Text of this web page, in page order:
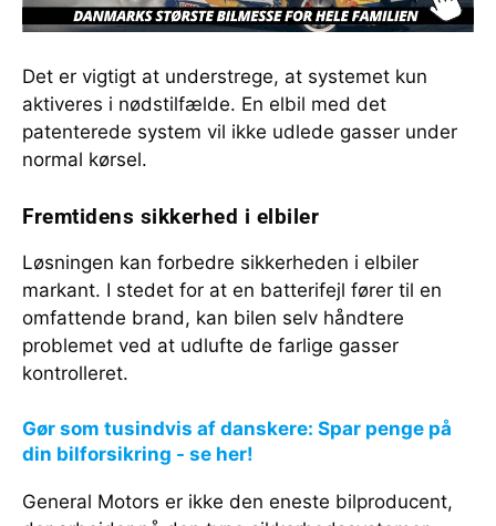
Det er vigtigt at understrege, at systemet kun
aktiveres i nødstilfælde. En elbil med det
patenterede system vil ikke udlede gasser under
normal kørsel.
Fremtidens sikkerhed i elbiler
Løsningen kan forbedre sikkerheden i elbiler
markant. I stedet for at en batterifejl fører til en
omfattende brand, kan bilen selv håndtere
problemet ved at udlufte de farlige gasser
kontrolleret.
Gør som tusindvis af danskere: Spar penge på
din bilforsikring - se her!
General Motors er ikke den eneste bilproducent,